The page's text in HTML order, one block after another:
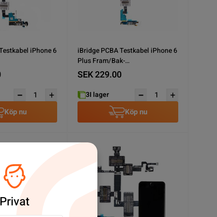
iPhone 6
Skärm
Köp nu
iBridge PCBA Testkabel iPhone 6
Plus Fram/Bak-
kamera/Laddkontakt/Skärm
SEK 229.00
3I lager
Köp nu